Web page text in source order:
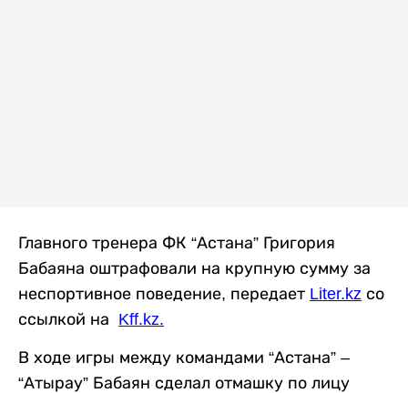
Главного тренера ФК “Астана” Григория
Бабаяна оштрафовали на крупную сумму за
неспортивное поведение, передает Liter.kz со
ссылкой на Kff.kz.
В ходе игры между командами “Астана” –
“Атырау” Бабаян сделал отмашку по лицу